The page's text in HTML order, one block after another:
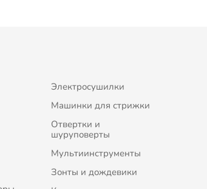
Электросушилки
Машинки для стрижки
Отвертки и
шуруповерты
Мультиинструменты
Зонты и дождевики